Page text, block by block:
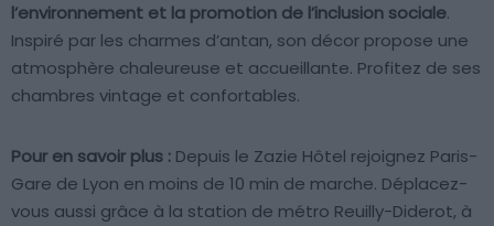
l’environnement et la promotion de l’inclusion sociale.
Inspiré par les charmes d’antan, son décor propose une
atmosphère chaleureuse et accueillante. Profitez de ses
chambres vintage et confortables.
Pour en savoir plus : Depuis le Zazie Hôtel rejoignez Paris-
Gare de Lyon en moins de 10 min de marche. Déplacez-
vous aussi grâce à la station de métro Reuilly-Diderot, à